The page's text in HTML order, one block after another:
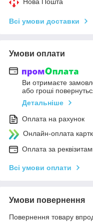
Всі умови доставки
Умови оплати
Ви отримаєте
або гроші
Детальніше
Оплата на рахунок
Онлайн-оплата
Оплата за
Всі умови оплати
Умови повернення
Повернення товару